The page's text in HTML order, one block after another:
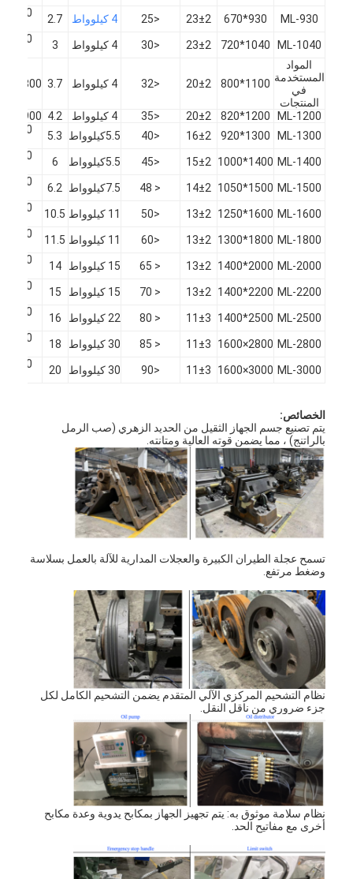
مسكن
منتجات
أشرطة فيديو
معلومات عنا
جولة في المعمل
مراقبة الجودة
اتصل بنا
أخبار
حالات
آلة قطع الليزر
قطع الصلب القاعدة
يموت قطع المواد الاستهلاكية
ML-930
930*670
23±2
<25 4 كيلوواط 2.7
ML-1040
1040*720
23±2
<30 4 كيلوواط 3
المواد
المستخدمة
في
المنتجات
1100*800
20±2
<32 4 كيلوواط 3.7
1800×1900×1800
ML-1200
1200*820
20±2
<35 4 كيلوواط 4.2
1900×1900×1800
ML-1300
1300*920
16±2
<40 5.5كيلوواط 5.3
ML-1400
1400*1000
15±2
<45 5.5كيلوواط 6
ML-1500
1500*1050
14±2
< 48 7.5كيلوواط 6.2
ML-1600
1600*1250
13±2
<50 11 كيلوواط 10.5
ML-1800
1800*1300
13±2
<60 11 كيلوواط 11.5
ML-2000
2000*1400
13±2
< 65 15 كيلوواط 14
ML-2200
2200*1400
13±2
< 70 15 كيلوواط 15
ML-2500
2500*1400
11±3
< 80 22 كيلوواط 16
ML-2800
2800×1600
11±3
< 85 30 كيلوواط 18
ML-3000
3000×1600
11±3
<90 30 كيلوواط 20
الخصائص:
يتم تصنيع جسم الجهاز الثقيل من الحديد الزهري (صب الرمل
بالراتنج) ، مما يضمن قوته العالية ومتانته.
تسمح عجلة الطيران الكبيرة والعجلات المدارية للآلة بالعمل بسلاسة
وضغط مرتفع.
نظام التشحيم المركزي الآلي المتقدم يضمن التشحيم الكامل لكل
جزء ضروري من ناقل النقل.
نظام سلامة موثوق به: يتم تجهيز الجهاز بمكابح يدوية وعدة مكابح
أخرى مع مفاتيح الحد.